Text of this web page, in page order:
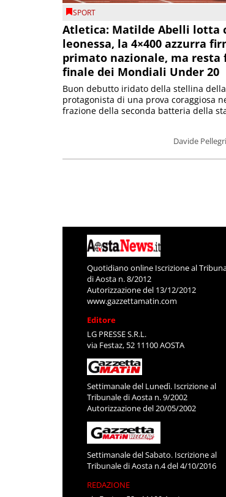
SPORT
Atletica: Matilde Abelli lotta
leonessa, la 4×400 azzurra
primato nazionale, ma resta
finale dei Mondiali Under 20
Davide
Buon debutto iridato della stellina della
protagonista di una prova coraggiosa
frazione della seconda batteria della
Quotidiano online Iscrizione al
di Aosta n. 8/2012
Autorizzazione del 13/12/2012
www.gazzettamatin.com
Editore
LG PRESSE S.R.L.
via Festaz, 52 11100 AOSTA
Settimanale del Lunedì. Iscrizione al
Tribunale di Aosta n. 9/2002
Autorizzazione del 20/05/2002
Settimanale del Sabato. Iscrizione al
Tribunale di Aosta n.4 del 4/10/2016
REDAZIONE